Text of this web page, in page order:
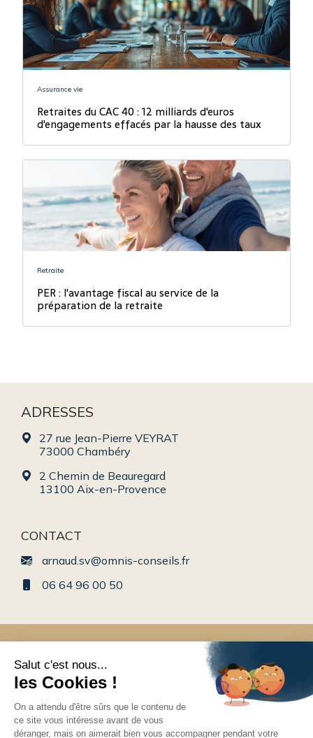
Assurance vie
Retraites du CAC 40 : 12 milliards d'euros
d'engagements effacés par la hausse des taux
Retraite
PER : l'avantage fiscal au service de la
préparation de la retraite
ADRESSES
27 rue Jean-Pierre VEYRAT
73000 Chambéry
2 Chemin de Beauregard
13100 Aix-en-Provence
CONTACT
arnaud.sv@omnis-conseils.fr
06 64 96 00 50
Conseil en gestion de patrimoine en Rhône-Alpes